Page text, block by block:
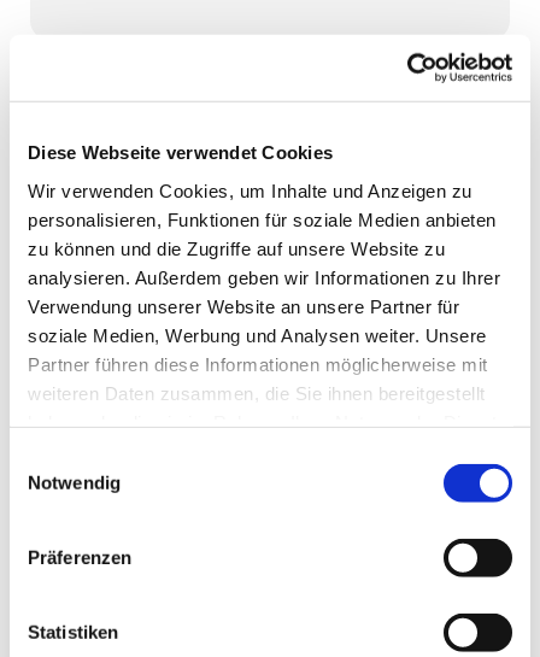
Diese Webseite verwendet Cookies
Wir verwenden Cookies, um Inhalte und Anzeigen zu
personalisieren, Funktionen für soziale Medien anbieten
zu können und die Zugriffe auf unsere Website zu
analysieren. Außerdem geben wir Informationen zu Ihrer
Verwendung unserer Website an unsere Partner für
soziale Medien, Werbung und Analysen weiter. Unsere
Partner führen diese Informationen möglicherweise mit
weiteren Daten zusammen, die Sie ihnen bereitgestellt
Notwendig
Präferenzen
Statistiken
Auf nenleckeren Kuchenund nen kleinen